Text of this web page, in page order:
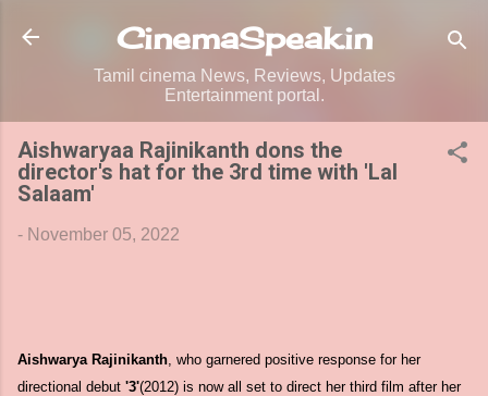
Skip to main content
CinemaSpeak.in
Tamil cinema News, Reviews, Updates
Entertainment portal.
Aishwaryaa Rajinikanth dons the
director's hat for the 3rd time with 'Lal
Salaam'
- November 05, 2022
Aishwarya Rajinikanth, who garnered positive response for her
directional debut '3'(2012) is now all set to direct her third film after her